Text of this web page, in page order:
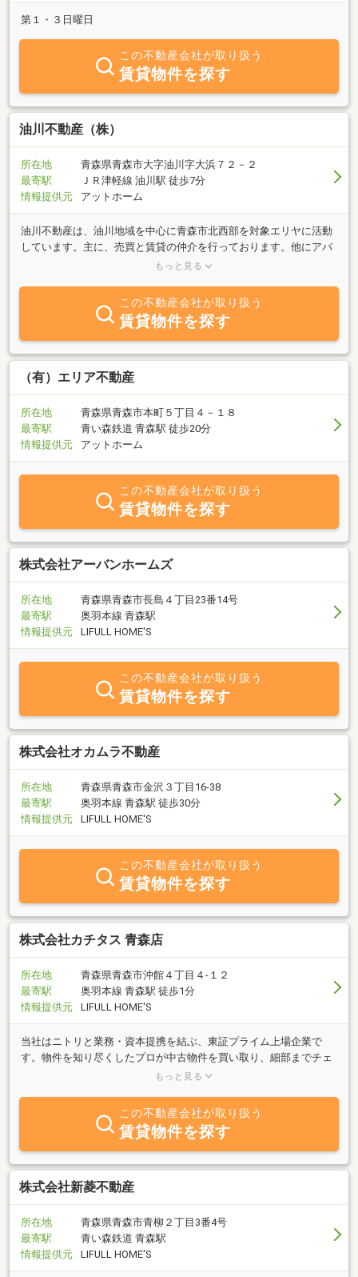
第１・３日曜日
この不動産会社が取り扱う
賃貸物件を探す
油川不動産（株）
所在地
青森県青森市大字油川字大浜７２－２
最寄駅
ＪＲ津軽線 油川駅 徒歩7分
情報提供元
アットホーム
油川不動産は、油川地域を中心に青森市北西部を対象エリヤに活動
しています。主に、売買と賃貸の仲介を行っております。他にアパ
ートや貸家の管理を行っております。 また、地域密着の営業方
２８０号線沿いにあります。青森銀行油川支店から来たに１００メ
ートル程行ったところです。ぜひ一度ご来店ください。
もっと見る
この不動産会社が取り扱う
賃貸物件を探す
（有）エリア不動産
所在地
青森県青森市本町５丁目４－１８
最寄駅
青い森鉄道 青森駅 徒歩20分
情報提供元
アットホーム
この不動産会社が取り扱う
賃貸物件を探す
株式会社アーバンホームズ
所在地
青森県青森市長島４丁目23番14号
最寄駅
奥羽本線 青森駅
情報提供元
LIFULL HOME'S
この不動産会社が取り扱う
賃貸物件を探す
株式会社オカムラ不動産
所在地
青森県青森市金沢３丁目16-38
最寄駅
奥羽本線 青森駅 徒歩30分
情報提供元
LIFULL HOME'S
この不動産会社が取り扱う
賃貸物件を探す
株式会社カチタス 青森店
所在地
青森県青森市沖館４丁目４‐１２
最寄駅
奥羽本線 青森駅 徒歩1分
情報提供元
LIFULL HOME'S
当社はニトリと業務・資本提携を結ぶ、東証プライム上場企業で
す。物件を知り尽くしたプロが中古物件を買い取り、細部までチェ
ックし、自社規格に沿って丁寧にリフォームしているので、ご購入
もっと見る
この不動産会社が取り扱う
賃貸物件を探す
株式会社新菱不動産
所在地
青森県青森市青柳２丁目3番4号
最寄駅
青い森鉄道 青森駅
情報提供元
LIFULL HOME'S